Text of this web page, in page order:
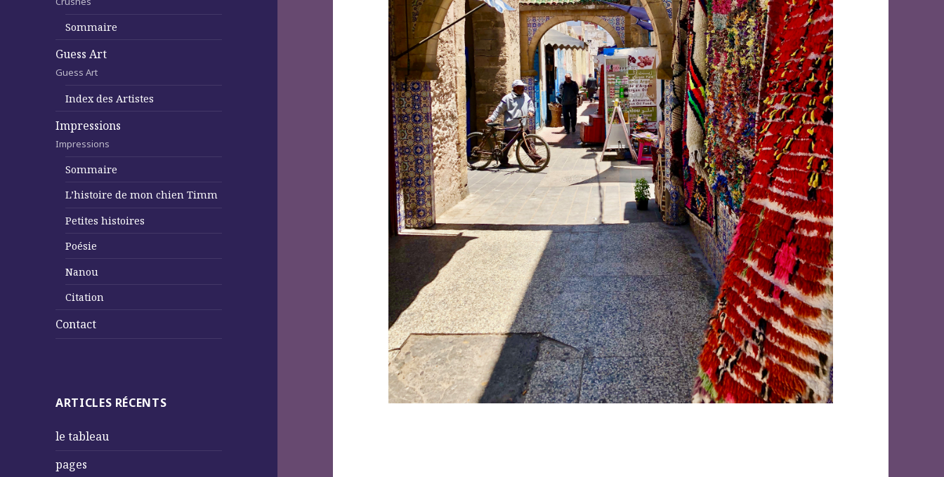
Sommaire
Guess Art
Guess Art
Index des Artistes
Impressions
Impressions
Sommaire
L’histoire de mon chien Timm
Petites histoires
Poésie
Nanou
Citation
Contact
ARTICLES RÉCENTS
le tableau
pages